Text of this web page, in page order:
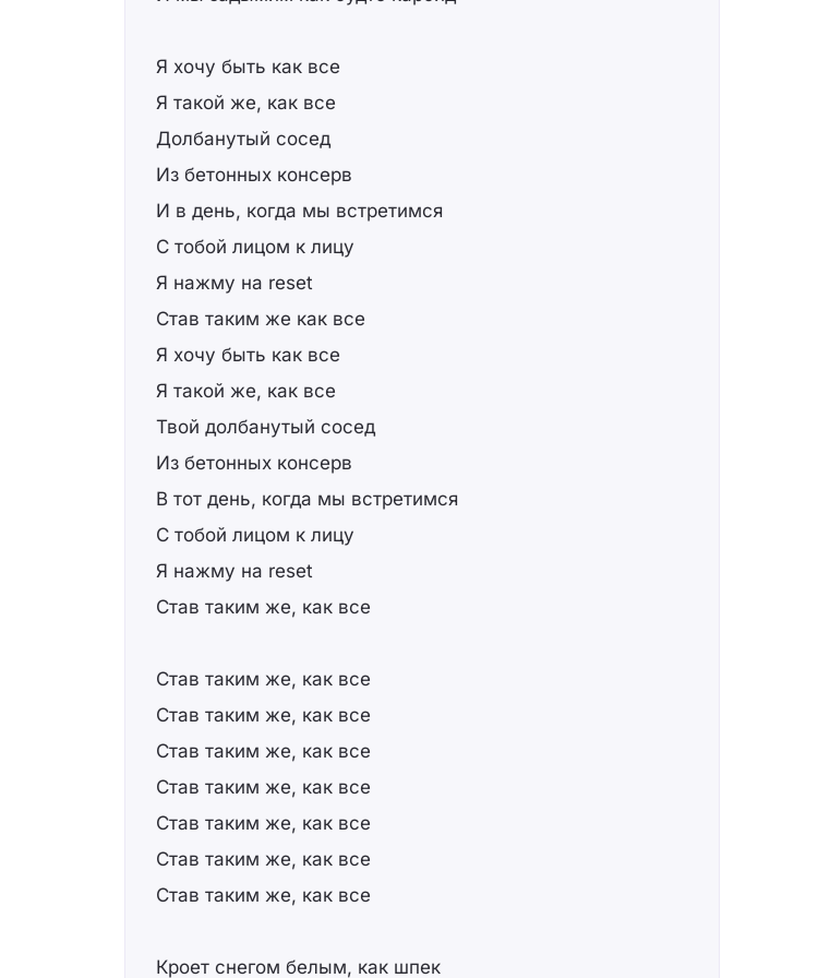
Я хочу быть как все
Я такой же, как все
Долбанутый сосед
Из бетонных консерв
И в день, когда мы встретимся
С тобой лицом к лицу
Я нажму на reset
Став таким же как все
Я хочу быть как все
Я такой же, как все
Твой долбанутый сосед
Из бетонных консерв
В тот день, когда мы встретимся
С тобой лицом к лицу
Я нажму на reset
Став таким же, как все
Став таким же, как все
Став таким же, как все
Став таким же, как все
Став таким же, как все
Став таким же, как все
Став таким же, как все
Став таким же, как все
Кроет снегом белым, как шпек